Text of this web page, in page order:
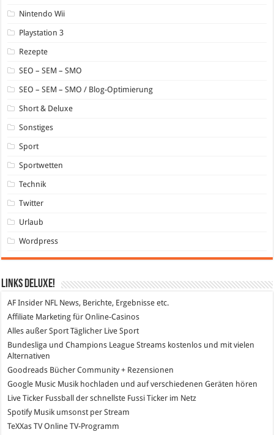
Nintendo Wii
Playstation 3
Rezepte
SEO – SEM – SMO
SEO – SEM – SMO / Blog-Optimierung
Short & Deluxe
Sonstiges
Sport
Sportwetten
Technik
Twitter
Urlaub
Wordpress
Links DeLuXe!
AF Insider NFL News, Berichte, Ergebnisse etc.
Affiliate Marketing für Online-Casinos
Alles außer SportTäglicher Live Sport
Bundesliga und Champions League Streams kostenlos und mit vielen
Alternativen
Goodreads Bücher Community + Rezensionen
Google Music Musik hochladen und auf verschiedenen Geräten hören
Live Ticker Fussball
der schnellste Fussi Ticker im Netz
SpotifyMusik umsonst per Stream
TeXXas TVOnline TV-Programm